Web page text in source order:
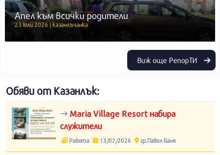
Апел към всички родители
23 юли 2026 | казанлъчанка
Виж още РепорТИ
Обяви от Казанлък:
Maria Village Resort набира
служители
Работа 13/07/2026 гр.Павел Баня